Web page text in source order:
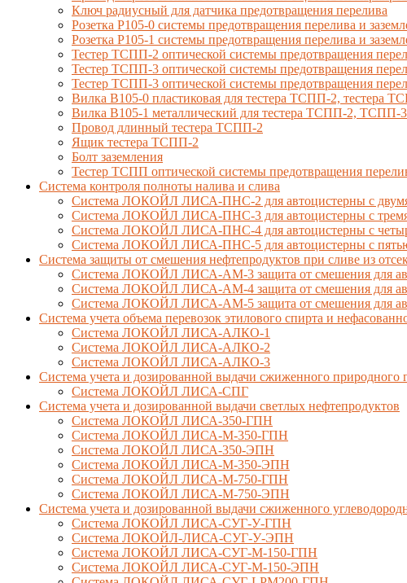
Ключ радиусный для датчика предотвращения перелива
Розетка Р105-0 системы предотвращения перелива и
Розетка Р105-1 системы предотвращения перелива и
Тестер ТСПП-2 оптической системы предотвращения
Тестер ТСПП-3 оптической системы предотвращения
Тестер ТСПП-3 оптической системы предотвращения
Вилка В105-0 пластиковая для тестера ТСПП-2,
Вилка В105-1 металлический для тестера ТСПП-2,
Провод длинный тестера ТСПП-2
Ящик тестера ТСПП-2
Болт заземления
Тестер ТСПП оптической системы предотвращения
Cистема контроля полноты налива и слива
Система ЛОКОЙЛ ЛИСА-ПНС-2 для автоцистерны с двумя
Система ЛОКОЙЛ ЛИСА-ПНС-3 для автоцистерны с тремя
Система ЛОКОЙЛ ЛИСА-ПНС-4 для автоцистерны с
Система ЛОКОЙЛ ЛИСА-ПНС-5 для автоцистерны с
Система защиты от смешения нефтепродуктов при сливе из
Система ЛОКОЙЛ ЛИСА-AM-3 защита от смешения для
Система ЛОКОЙЛ ЛИСА-AM-4 защита от смешения для
Система ЛОКОЙЛ ЛИСА-AM-5 защита от смешения для
Система учета объема перевозок этилового спирта и
Система ЛОКОЙЛ ЛИСА-AЛКО-1
Система ЛОКОЙЛ ЛИСА-АЛКО-2
Система ЛОКОЙЛ ЛИСА-АЛКО-3
Система учета и дозированной выдачи сжиженного природного
Система ЛОКОЙЛ ЛИСА-СПГ
Система учета и дозированной выдачи светлых нефтепродуктов
Система ЛОКОЙЛ ЛИСА-350-ГПН
Система ЛОКОЙЛ ЛИСА-М-350-ГПН
Система ЛОКОЙЛ ЛИСА-350-ЭПН
Система ЛОКОЙЛ ЛИСА-М-350-ЭПН
Система ЛОКОЙЛ ЛИСА-М-750-ГПН
Система ЛОКОЙЛ ЛИСА-М-750-ЭПН
Система учета и дозированной выдачи сжиженного
Система ЛОКОЙЛ ЛИСА-СУГ-У-ГПН
Система ЛОКОЙЛ-ЛИСА-СУГ-У-ЭПН
Система ЛОКОЙЛ ЛИСА-СУГ-М-150-ГПН
Система ЛОКОЙЛ ЛИСА-СУГ-М-150-ЭПН